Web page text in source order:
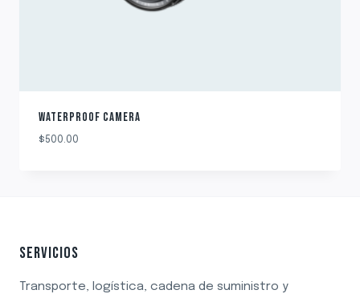
WATERPROOF CAMERA
$500.00
SERVICIOS
Transporte, logística, cadena de suministro y